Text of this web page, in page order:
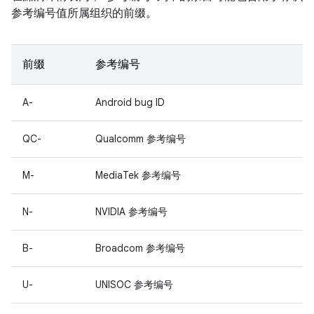
参考编号值所属组织的前缀。
前缀 参考编号
A- Android bug ID
QC- Qualcomm 参考编号
M- MediaTek 参考编号
N- NVIDIA 参考编号
B- Broadcom 参考编号
U- UNISOC 参考编号